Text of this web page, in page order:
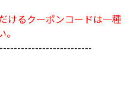
けるクーポンコードは一種